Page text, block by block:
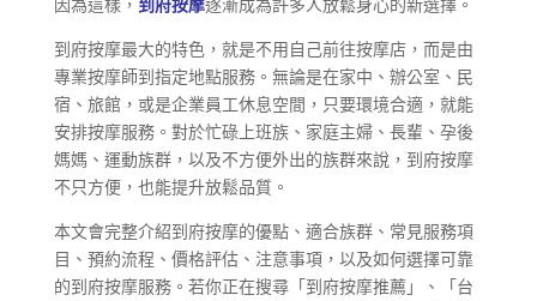
到府按摩最大的特色，就是不用自己前往按摩店，而是由
專業按摩師到指定地點服務。無論是在家中、辦公室、民
宿、旅館，或是企業員工休息空間，只要環境合適，就能
安排按摩服務。對於忙碌上班族、家庭主婦、長輩、孕後
媽媽、運動族群，以及不方便外出的族群來說，到府按摩
不只方便，也能提升放鬆品質。
本文會完整介紹到府按摩的優點、適合族群、常見服務項
目、預約流程、價格評估、注意事項，以及如何選擇可靠
的到府按摩服務。若你正在搜尋「到府按摩推薦」、「台